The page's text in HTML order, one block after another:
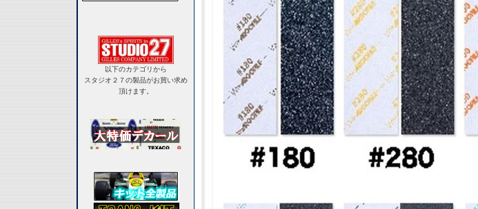
以下のカテゴリから
スタジオ２７の製品がお買い求め
頂けます。